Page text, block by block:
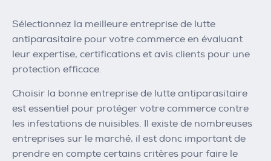
Sélectionnez la meilleure entreprise de lutte
antiparasitaire pour votre commerce en évaluant
leur expertise, certifications et avis clients pour une
protection efficace.
Choisir la bonne entreprise de lutte antiparasitaire
est essentiel pour protéger votre commerce contre
les infestations de nuisibles. Il existe de nombreuses
entreprises sur le marché, il est donc important de
prendre en compte certains critères pour faire le